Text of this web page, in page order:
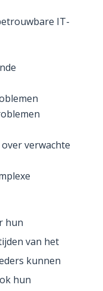
IT-
verwachte
hun
van het
kunnen
hun